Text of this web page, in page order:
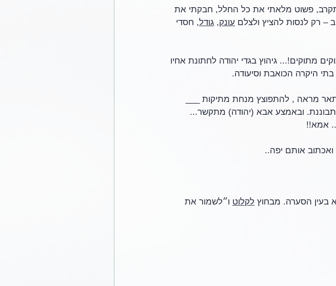
פשוט מלאתי את כל החלל, חבקתי את
– רק לנסות להציץ ולצלם עונק, גודל, חסדי
מתוקים!... גיהוץ בגדי יהודה לחתונת אחיו
היקרה הכואבת וסיעודה.
לתאר מראה , להתפוצץ מנחת מתיקות ___
ובאמצע אבא (יהודה) מתקשר...
אמא!!
אותם יפה..
בעין הסערה. מבחוץ לקלוט ו״לשמור את